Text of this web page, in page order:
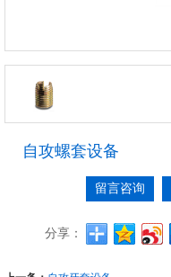
自攻螺套设备
留言咨询
分享：